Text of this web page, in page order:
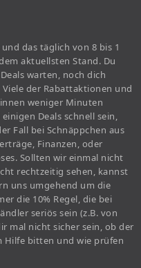
das täglich von 8 bis 1
aktuellsten Stand. Du
warten, noch dich
der Rabattaktionen und
weniger Minuten
Deals schnell sein,
Fall bei Schnäppchen aus
Finanzen, oder
Sollten wir einmal nicht
rechtzeitig sehen, kannst
uns umgehend um die
die 10% Regel, die bei
seriös sein (z.B. von
mal nicht sicher sein, ob der
Hilfe bitten und wie prüfen